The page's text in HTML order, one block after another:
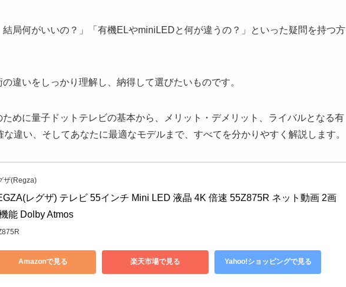
局何がいいの？」「有機ELやminiLEDと何が違うの？」といった疑問を持つ方
違いをしっかり理解し、納得して選びたいものです。
めに量子ドットテレビの基本から、メリット・デメリット、ライバルとなる有
違い、そしてあなたに最適なモデルまで、すべてを分かりやすく解説します。
ザ(Regza)
レグザ) テレビ 55インチ Mini LED 液晶 4K 倍速 55Z875R ネット動画 2画
能 Dolby Atmos
Amazonで見る 楽天市場で見る Yahoo!ショッピングで見る